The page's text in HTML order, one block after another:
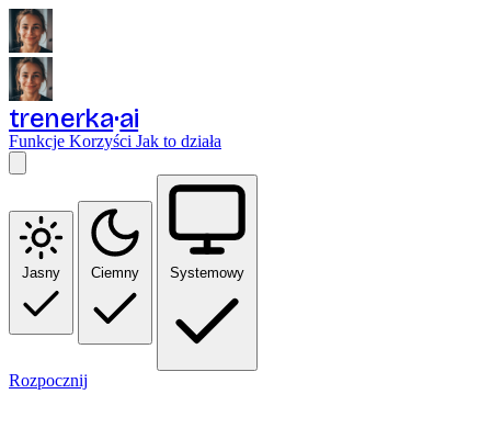
trenerka ai
Funkcje Korzyści Jak to działa
Jasny Ciemny Systemowy
Rozpocznij